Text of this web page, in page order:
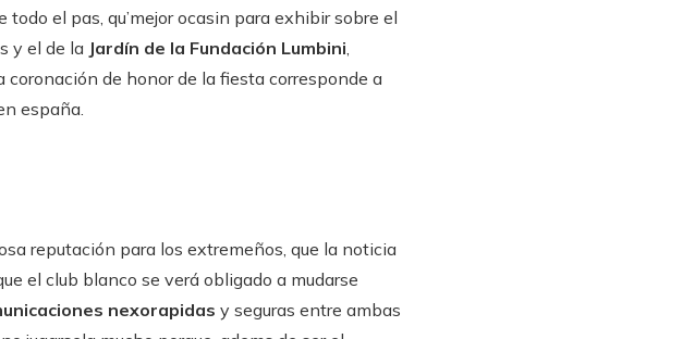
todo el pas, qu’mejor ocasin para exhibir sobre el
y el de la Jardín de la Fundación Lumbini,
coronación de honor de la fiesta corresponde a
españa.
reputación para los extremeños, que la noticia
el club blanco se verá obligado a mudarse
nexorapidas y seguras entre ambas